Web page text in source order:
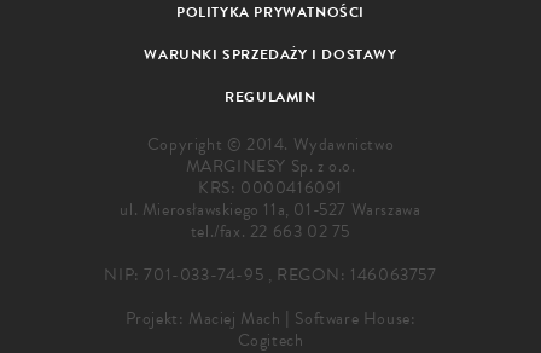
POLITYKA PRYWATNOŚCI
WARUNKI SPRZEDAŻY I DOSTAWY
REGULAMIN
Copyright © 2014. Wydawnictwo
MARGINESY Sp. z o.o.
KRS: 0000416091
ul. Mierosławskiego 11a, 01-527 Warszawa
tel./fax. 22 663 02 75
NIP: 701-033-74-95 , REGON: 146063757
Projekt: Maciej Mach | Software House:
Cogitech